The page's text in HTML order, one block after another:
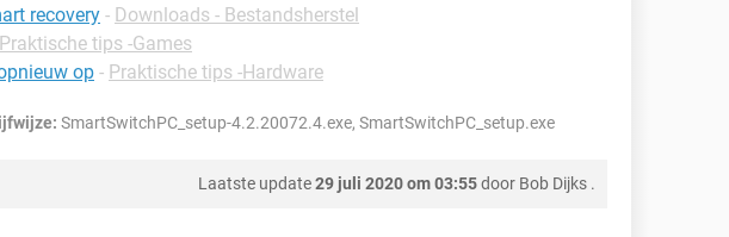
recovery - Downloads - Bestandsherstel
Praktische tips -Games
op - Praktische tips -Hardware
SmartSwitchPC_setup-4.2.20072.4.exe, SmartSwitchPC_setup.exe
Laatste update29 juli 2020 om 03:55door Bob Dijks .